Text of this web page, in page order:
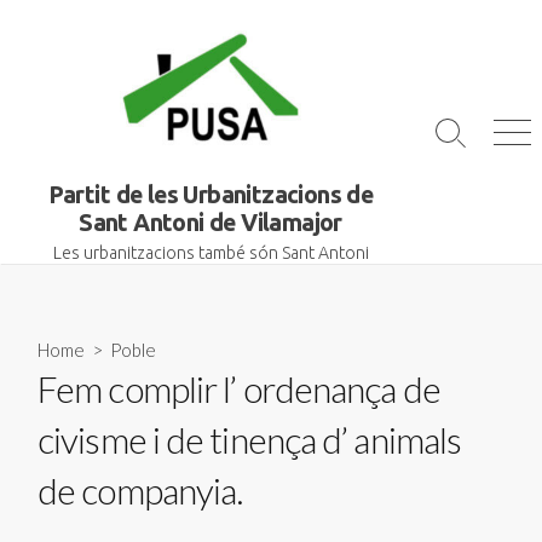
Partit de les Urbanitzacions de
Sant Antoni de Vilamajor
Les urbanitzacions també són Sant Antoni
Search
Home > Poble
Fem complir l’ ordenança de
civisme i de tinença d’ animals
de companyia.